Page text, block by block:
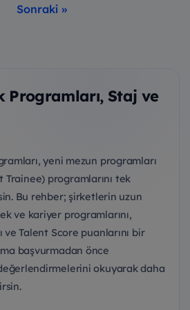
Sonraki »
Programları, Staj ve
yeni mezun programları
programlarını tek
Bu rehber; şirketlerin uzun
ve kariyer programlarını,
ve Talent Score puanlarını bir
başvurmadan önce
okuyarak daha